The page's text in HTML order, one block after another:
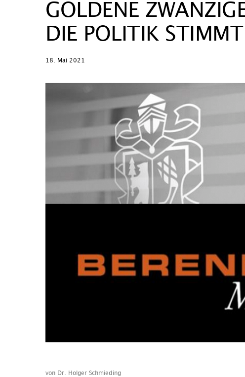
GOLDENE
DIE POLITIK STIMMT
18. Mai 2021
von Dr. Holger Schmieding